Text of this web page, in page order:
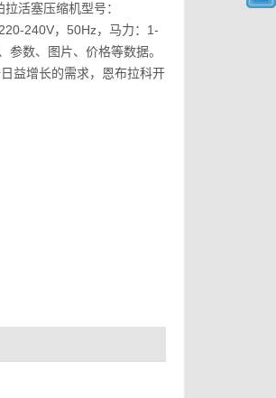
活塞压缩机型号：
240V，50Hz，马力：1-
数、图片、价格等数据。
益增长的需求，恩布拉科开